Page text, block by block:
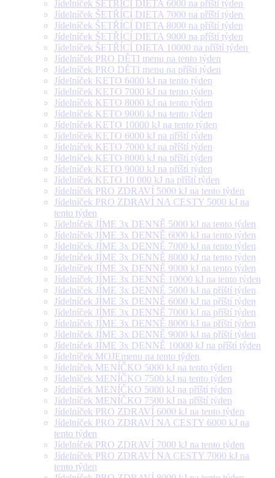
Jídelníček ŠETŘÍCÍ DIETA 6000 na příští týden
Jídelníček ŠETŘÍCÍ DIETA 7000 na příští týden
Jídelníček ŠETŘÍCÍ DIETA 8000 na příští týden
Jídelníček ŠETŘÍCÍ DIETA 9000 na příští týden
Jídelníček ŠETŘÍCÍ DIETA 10000 na příští týden
Jídelníček PRO DĚTI menu na tento týden
Jídelníček PRO DĚTI menu na příští týden
Jídelníček KETO 6000 kJ na tento týden
Jídelníček KETO 7000 kJ na tento týden
Jídelníček KETO 8000 kJ na tento týden
Jídelníček KETO 9000 kJ na tento týden
Jídelníček KETO 10000 kJ na tento týden
Jídelníček KETO 6000 kJ na příští týden
Jídelníček KETO 7000 kJ na příští týden
Jídelníček KETO 8000 kJ na příští týden
Jídelníček KETO 9000 kJ na příští týden
Jídelníček KETO 10 000 kJ na příští týden
Jídelníček PRO ZDRAVÍ 5000 kJ na tento týden
Jídelníček PRO ZDRAVÍ NA CESTY 5000 kJ na
tento týden
Jídelníček JÍME 3x DENNĚ 5000 kJ na tento týden
Jídelníček JÍME 3x DENNĚ 6000 kJ na tento týden
Jídelníček JÍME 3x DENNĚ 7000 kJ na tento týden
Jídelníček JÍME 3x DENNĚ 8000 kJ na tento týden
Jídelníček JÍME 3x DENNĚ 9000 kJ na tento týden
Jídelníček JÍME 3x DENNĚ 10000 kJ na tento týden
Jídelníček JÍME 3x DENNĚ 5000 kJ na příští týden
Jídelníček JÍME 3x DENNĚ 6000 kJ na příští týden
Jídelníček JÍME 3x DENNĚ 7000 kJ na příští týden
Jídelníček JÍME 3x DENNĚ 8000 kJ na příští týden
Jídelníček JÍME 3x DENNĚ 9000 kJ na příští týden
Jídelníček JÍME 3x DENNĚ 10000 kJ na příští týden
Jídelníček MOJEmenu na tento týden
Jídelníček MENÍČKO 5000 kJ na tento týden
Jídelníček MENÍČKO 7500 kJ na tento týden
Jídelníček MENÍČKO 5000 kJ na příští týden
Jídelníček MENÍČKO 7500 kJ na příští týden
Jídelníček PRO ZDRAVÍ 6000 kJ na tento týden
Jídelníček PRO ZDRAVÍ NA CESTY 6000 kJ na
tento týden
Jídelníček PRO ZDRAVÍ 7000 kJ na tento týden
Jídelníček PRO ZDRAVÍ NA CESTY 7000 kJ na
tento týden